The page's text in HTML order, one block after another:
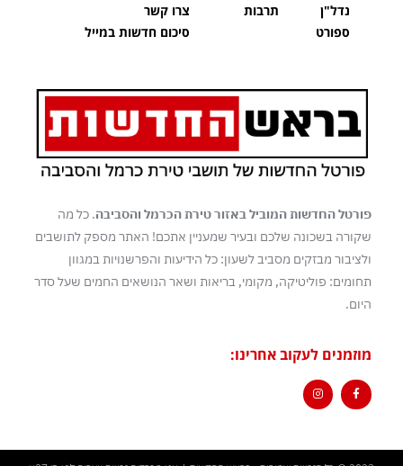
נדל"ן
ספורט
תרבות
צרו קשר
סיכום חדשות במייל
פורטל החדשות המוביל באזור טירת הכרמל והסביבה. כל מה
שקורה בשכונה שלכם ובעיר שמעניין אתכם! האתר מספק לתושבים
ולציבור מבזקים מסביב לשעון: כל הידיעות והפרשנויות במגוון
תחומים: פוליטיקה, מקומי, בריאות ושאר הנושאים החמים שעל סדר
היום.
מוזמנים לעקוב אחרינו: